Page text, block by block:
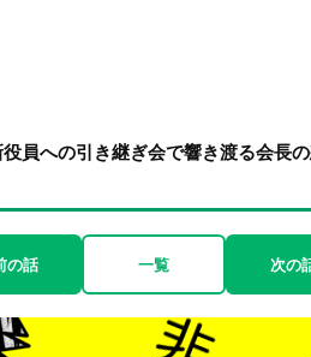
員への引き継ぎ会で響き渡る会長
の話 一覧 次の